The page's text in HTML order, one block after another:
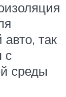
авто, так
с
среды